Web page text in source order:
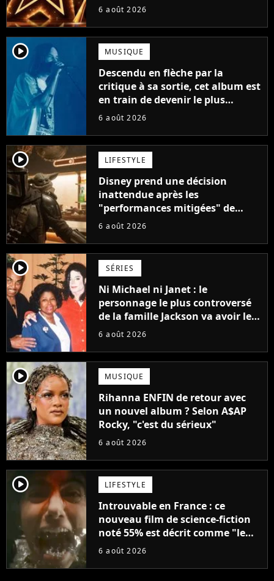
6 août 2026
player2 MUSIQUE
Descendu en flèche par la
critique à sa sortie, cet album est
en train de devenir le plus
populaire de son auteur
6 août 2026
player2 LIFESTYLE
Disney prend une décision
inattendue après les
"performances mitigées" de
Vaiana et The Mandalorian &
6 août 2026
player2 SÉRIES
Ni Michael ni Janet : le
personnage le plus controversé
de la famille Jackson va avoir le
droit à sa propre série
6 août 2026
player2 MUSIQUE
Rihanna ENFIN de retour avec
un nouvel album ? Selon A$AP
Rocky, "c'est du sérieux"
6 août 2026
player2 LIFESTYLE
Introuvable en France : ce
nouveau film de science-fiction
noté 55% est décrit comme "le
plus stupide de l'année"
6 août 2026